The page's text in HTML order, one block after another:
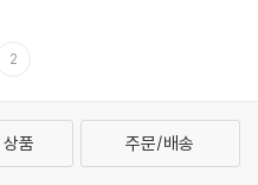
2
품 주문/배송